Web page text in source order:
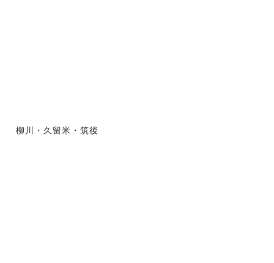
柳川・久留米・筑後